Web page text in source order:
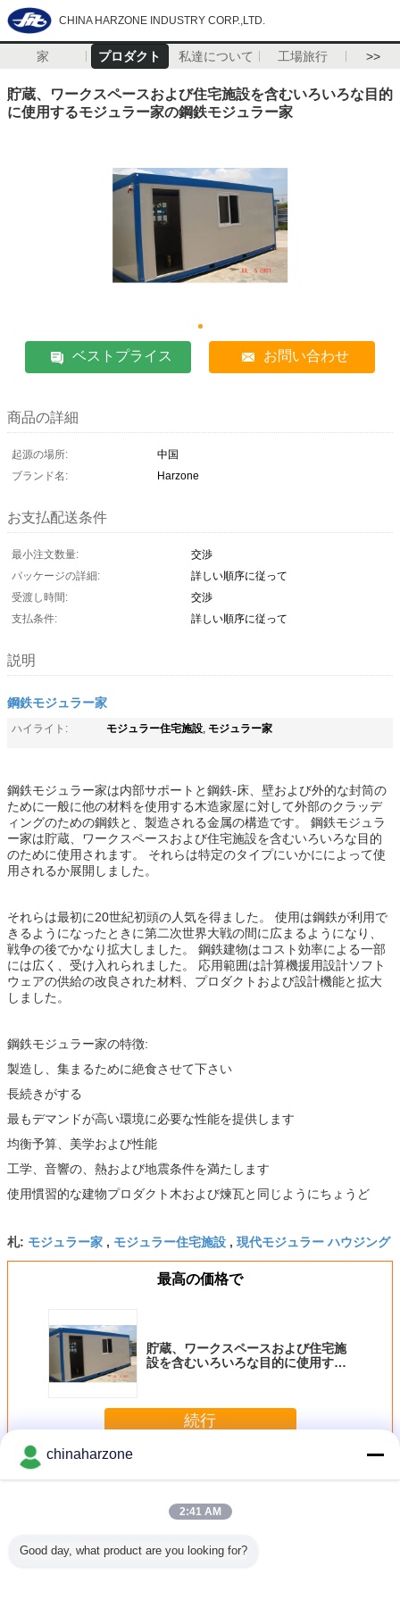
CHINA HARZONE INDUSTRY CORP.,LTD.
家 プロダクト 私達について 工場旅行 >>
貯蔵、ワークスペースおよび住宅施設を含むいろいろな目的
に使用するモジュラー家の鋼鉄モジュラー家
ベストプライス お問い合わせ
商品の詳細
起源の場所:
中国
ブランド名:
Harzone
お支払配送条件
最小注文数量:
交渉
パッケージの詳細:
詳しい順序に従って
受渡し時間:
交渉
支払条件:
詳しい順序に従って
説明
鋼鉄モジュラー家
ハイライト: モジュラー住宅施設, モジュラー家
鋼鉄モジュラー家は内部サポートと鋼鉄-床、壁および外的な封筒の
ために一般に他の材料を使用する木造家屋に対して外部のクラッデ
ィングのための鋼鉄と、製造される金属の構造です。 鋼鉄モジュラ
ー家は貯蔵、ワークスペースおよび住宅施設を含むいろいろな目的
のために使用されます。 それらは特定のタイプにいかにによって使
用されるか展開しました。
それらは最初に20世紀初頭の人気を得ました。 使用は鋼鉄が利用で
きるようになったときに第二次世界大戦の間に広まるようになり、
戦争の後でかなり拡大しました。 鋼鉄建物はコスト効率による一部
には広く、受け入れられました。 応用範囲は計算機援用設計ソフト
ウェアの供給の改良された材料、プロダクトおよび設計機能と拡大
しました。
鋼鉄モジュラー家の特徴:
製造し、集まるために絶食させて下さい
長続きがする
最もデマンドが高い環境に必要な性能を提供します
均衡予算、美学および性能
工学、音響の、熱および地震条件を満たします
使用慣習的な建物プロダクト木および煉瓦と同じようにちょうど
札: モジュラー家 , モジュラー住宅施設 , 現代モジュラー ハウジング
最高の価格で
貯蔵、ワークスペースおよび住宅施
設を含むいろいろな目的に使用する
続行
多く
chinaharzone
2:41 AM
Good day, what product are you looking for?